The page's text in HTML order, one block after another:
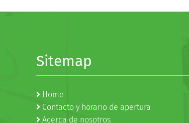
Sitemap
Home
Contacto y horario de apertura
Acerca de nosotros